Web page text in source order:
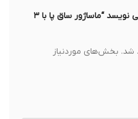
اولین کسی باشید که دیدگاهی می نویسد “ماساژور ساق پا با ۳
بخش‌های موردنیاز